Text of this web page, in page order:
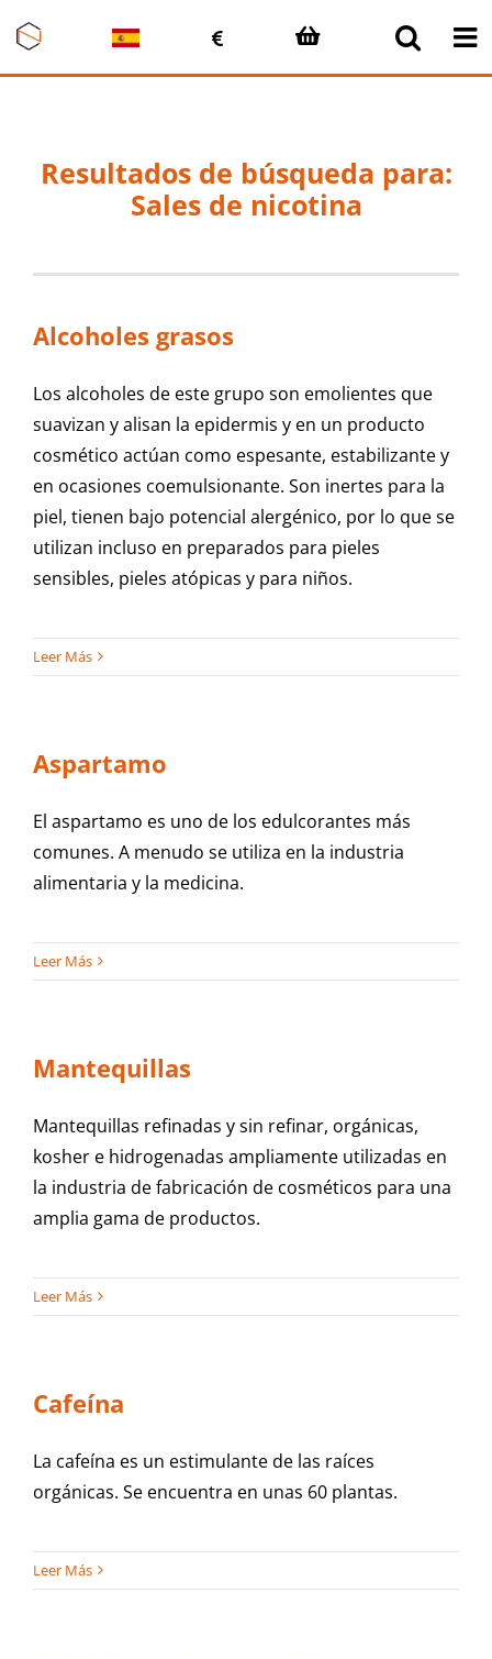
contenido
Resultados de búsqueda para:
Sales de nicotina
Alcoholes grasos
Los alcoholes de este grupo son emolientes que
suavizan y alisan la epidermis y en un producto
cosmético actúan como espesante, estabilizante y
en ocasiones coemulsionante. Son inertes para la
piel, tienen bajo potencial alergénico, por lo que se
utilizan incluso en preparados para pieles
sensibles, pieles atópicas y para niños.
Leer Más
Aspartamo
El aspartamo es uno de los edulcorantes más
comunes. A menudo se utiliza en la industria
alimentaria y la medicina.
Leer Más
Mantequillas
Mantequillas refinadas y sin refinar, orgánicas,
kosher e hidrogenadas ampliamente utilizadas en
la industria de fabricación de cosméticos para una
amplia gama de productos.
Leer Más
Cafeína
La cafeína es un estimulante de las raíces
orgánicas. Se encuentra en unas 60 plantas.
Leer Más